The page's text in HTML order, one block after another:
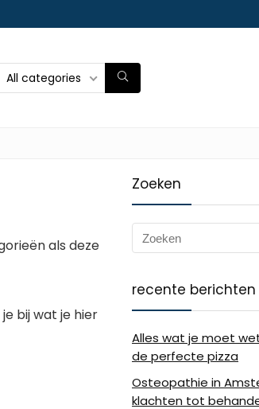
All categories
als deze
bij wat je hier
Zoeken
recente berichten
Alles wat je moet
de perfecte pizza
Osteopathie in
klachten tot